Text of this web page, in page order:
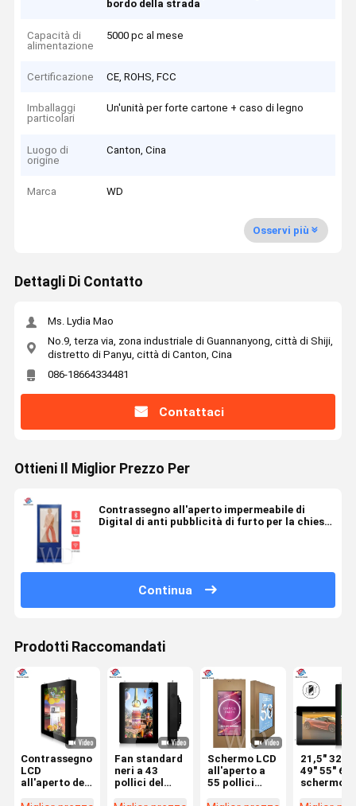
bordo della strada
Capacità di
alimentazione
5000 pc al mese
Certificazione CE, ROHS, FCC
Imballaggi
particolari
Un'unità per forte cartone + caso di legno
Luogo di
origine
Canton, Cina
Marca WD
Osservi più
Dettagli Di Contatto
Ms. Lydia Mao
No.9, terza via, zona industriale di Guannanyong, città di Shiji,
distretto di Panyu, città di Canton, Cina
086-18664334481
Contattaci
Ottieni Il Miglior Prezzo Per
Contrassegno all'aperto impermeabile di
Digital di anti pubblicità di furto per la chiesa
Continua
Prodotti Raccomandati
Contrassegno
LCD
all'aperto del
Fan standard
neri a 43
pollici del
Schermo LCD
all'aperto a
55 pollici
21,5" 32"
49" 55" 65"
schermo